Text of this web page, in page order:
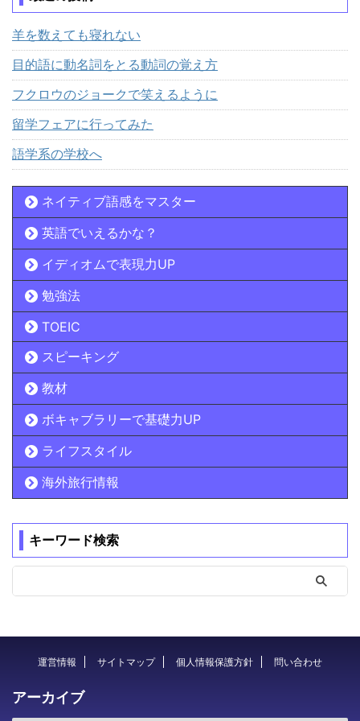
羊を数えても寝れない
目的語に動名詞をとる動詞の覚え方
フクロウのジョークで笑えるように
留学フェアに行ってみた
語学系の学校へ
ネイティブ語感をマスター
英語でいえるかな？
イディオムで表現力UP
勉強法
TOEIC
スピーキング
教材
ボキャブラリーで基礎力UP
ライフスタイル
海外旅行情報
キーワード検索
運営情報 サイトマップ 個人情報保護方針 問い合わせ
アーカイブ